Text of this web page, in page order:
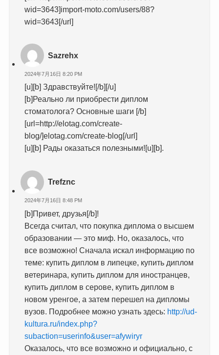
wid=3643]import-moto.com/users/88?
wid=3643[/url]
Sazrehx
2024年7月16日 8:20 PM
[u][b] Здравствуйте![/b][/u]
[b]Реально ли приобрести диплом
стоматолога? Основные шаги [/b]
[url=http://elotag.com/create-
blog/]elotag.com/create-blog[/url]
[u][b] Рады оказаться полезными![u][b].
Trefznc
2024年7月16日 8:48 PM
[b]Привет, друзья[/b]!
Всегда считал, что покупка диплома о высшем
образовании — это миф. Но, оказалось, что
все возможно! Сначала искал информацию по
теме: купить диплом в липецке, купить диплом
ветеринара, купить диплом для иностранцев,
купить диплом в серове, купить диплом в
новом уренгое, а затем перешел на дипломы
вузов. Подробнее можно узнать здесь: http://ud-
kultura.ru/index.php?
subaction=userinfo&user=afywiryr
Оказалось, что все возможно и официально, с